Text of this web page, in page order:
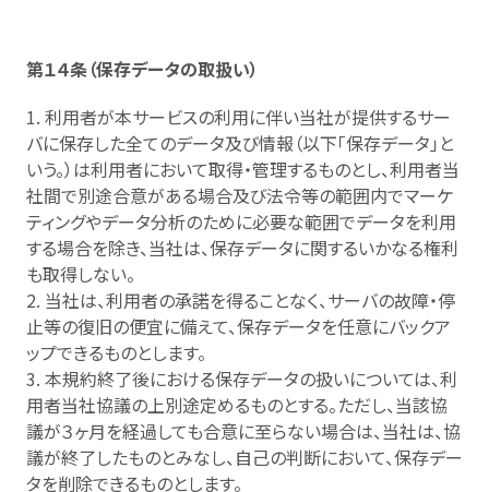
第１４条（保存データの取扱い）
1. 利用者が本サービスの利用に伴い当社が提供するサー
バに保存した全てのデータ及び情報（以下「保存データ」と
いう。）は利用者において取得・管理するものとし、利用者当
社間で別途合意がある場合及び法令等の範囲内でマーケ
ティングやデータ分析のために必要な範囲でデータを利用
する場合を除き、当社は、保存データに関するいかなる権利
も取得しない。
2. 当社は、利用者の承諾を得ることなく、サーバの故障・停
止等の復旧の便宜に備えて、保存データを任意にバックア
ップできるものとします。
3. 本規約終了後における保存データの扱いについては、利
用者当社協議の上別途定めるものとする。ただし、当該協
議が３ヶ月を経過しても合意に至らない場合は、当社は、協
議が終了したものとみなし、自己の判断において、保存デー
タを削除できるものとします。